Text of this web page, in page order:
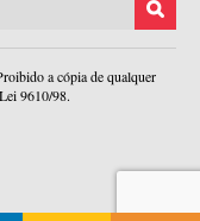
a cópia de qualquer
9610/98.